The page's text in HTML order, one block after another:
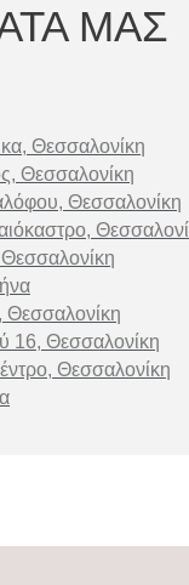
ΜΑΣ
Θεσσαλονίκη
Θεσσαλονίκη
Θεσσαλονίκη
16, Θεσσαλονίκη
Θεσσαλονίκη